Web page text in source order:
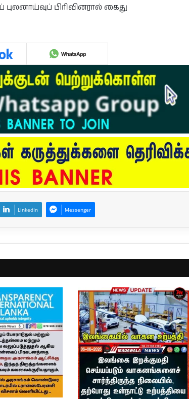
பிரிவினரால் கைது
LinkedIn Messenger